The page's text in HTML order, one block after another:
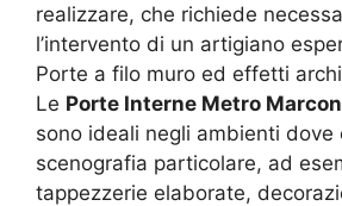
realizzare, che richiede
l’intervento di un artigiano
Porte a filo muro ed effetti
Le Porte Interne Metro
sono ideali negli ambienti dove
scenografia particolare, ad
tappezzerie elaborate,